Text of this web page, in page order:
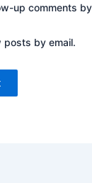
up comments
posts by email.